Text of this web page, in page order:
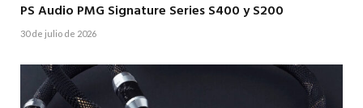
PS Audio PMG Signature Series S400 y S200
30 de julio de 2026